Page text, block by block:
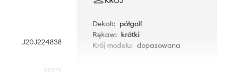
J20J224838
szary
Dekolt: półgolf
Rękaw: krótki
Krój modelu: dopasowana